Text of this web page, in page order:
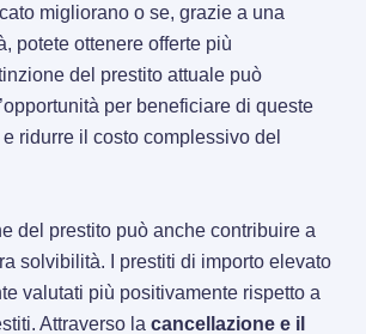
migliorano o se, grazie a una
potete ottenere offerte più
del prestito attuale può
per beneficiare di queste
ridurre il costo complessivo del
del prestito può anche contribuire a
solvibilità. I prestiti di importo elevato
valutati più positivamente rispetto a
Attraverso la cancellazione e il